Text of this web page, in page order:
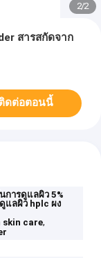
2/2
สารสกัดจาก
ดต่อตอนนี้
การดูแลผิว 5%
แลผิว hplc ผง
skin care,